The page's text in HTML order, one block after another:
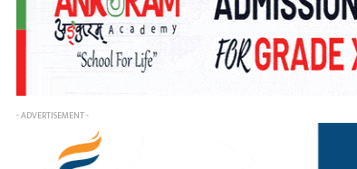
- ADVERTISEMENT -